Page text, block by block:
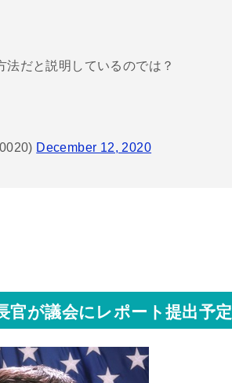
だと説明しているのでは？
December 12, 2020
が議会にレポート提出予定